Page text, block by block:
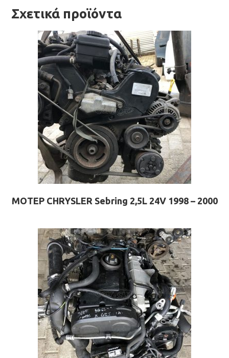
Σχετικά προϊόντα
ΜΟΤΕΡ CHRYSLER Sebring 2,5L 24V 1998 – 2000